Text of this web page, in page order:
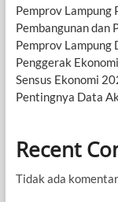
Pemprov Lampung
Pembangunan dan
Pemprov Lampung
Penggerak
Sensus Ekonomi
Pentingnya Data
Recent
Tidak ada